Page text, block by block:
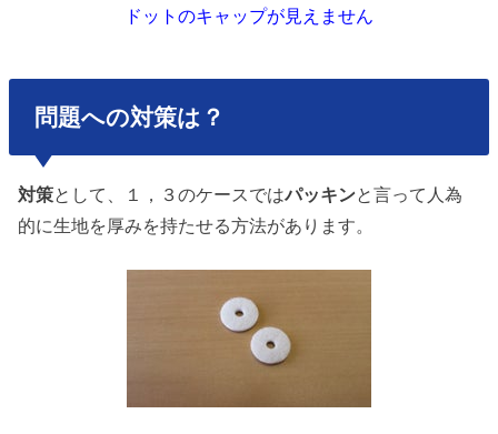
ドットのキャップが見えません
問題への対策は？
対策として、１，３のケースではパッキンと言って人為
的に生地を厚みを持たせる方法があります。